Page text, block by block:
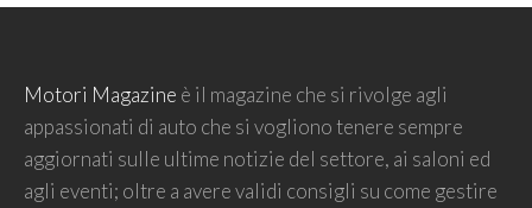
Motori Magazine è il magazine che si rivolge agli
appassionati di auto che si vogliono tenere sempre
aggiornati sulle ultime notizie del settore, ai saloni ed
agli eventi; oltre a avere validi consigli su come gestire